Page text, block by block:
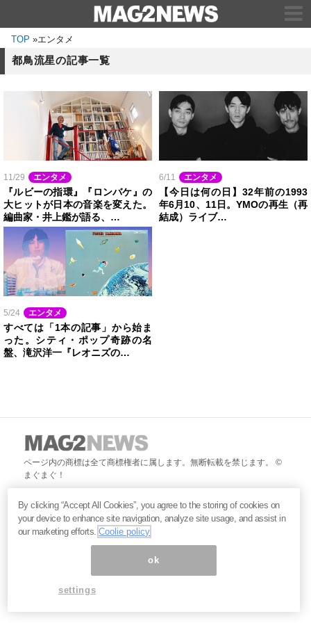
TOP »エンタメ
都鳥流星の記事一覧
11/29 エンタメ
『ルビーの指環』『ロンバケ』の
大ヒットが日本の音楽を変えた。
編曲家・井上鑑が語る、…
6/11 エンタメ
【今日は何の日】32年前の1993
年6月10、11日。YMOの再生（再
結成）ライブ…
5/24 エンタメ
すべては「1本の記事」から始ま
った。シティ・ポップ奇跡の名
盤、滝沢洋一『レオニズの…
ページ内の商標は全て商標権者に属します。無断転載を禁じます。 ©
まぐまぐ！
By clicking “Accept All Cookies”, you agree to the storing of cookies on
your device to enhance site navigation, analyze site usage, and assist in
our marketing efforts.Coolie policy
ok
settings